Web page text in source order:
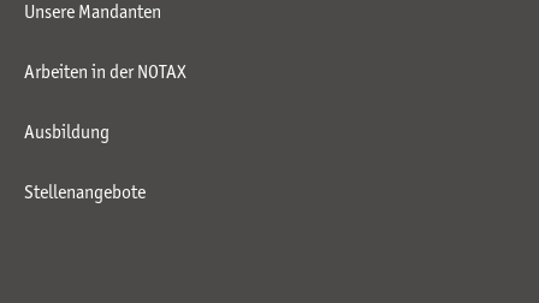
Unsere Mandanten
Arbeiten in der NOTAX
Ausbildung
Stellenangebote